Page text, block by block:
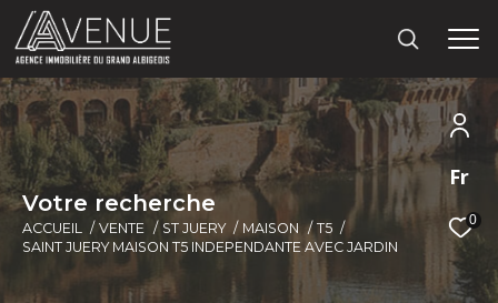
Fr
0
Votre recherche
ACCUEIL VENTE ST JUERY MAISON
T5
SAINT JUERY MAISON T5 INDEPENDANTE AVEC JARDIN